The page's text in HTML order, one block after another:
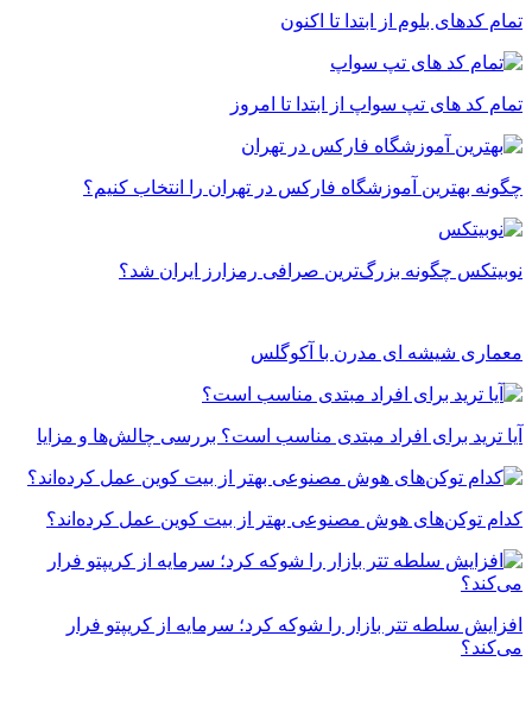
تمام کدهای بلوم از ابتدا تا اکنون
تمام کد های تپ سواپ از ابتدا تا امروز
چگونه بهترین آموزشگاه فارکس در تهران را انتخاب کنیم؟
نوبیتکس چگونه بزرگ‌ترین صرافی رمزارز ایران شد؟
معماری شیشه ای مدرن با آکوگلس
آیا ترید برای افراد مبتدی مناسب است؟ بررسی چالش‌ها و مزایا
کدام توکن‌های هوش مصنوعی بهتر از بیت کوین عمل کرده‌اند؟
افزایش سلطه تتر بازار را شوکه کرد؛ سرمایه از کریپتو فرار
می‌کند؟